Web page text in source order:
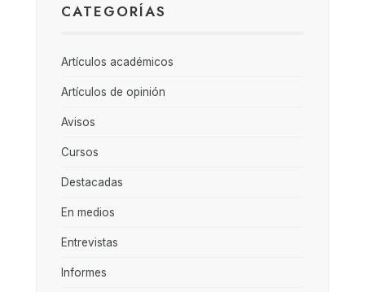
CATEGORÍAS
Artículos académicos
Artículos de opinión
Avisos
Cursos
Destacadas
En medios
Entrevistas
Informes